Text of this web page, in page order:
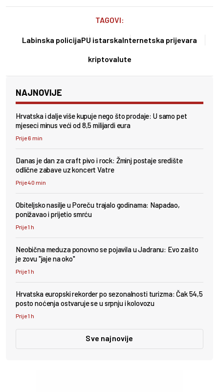
TAGOVI:
Labinska policijaPU istarskaInternetska prijevara
kriptovalute
NAJNOVIJE
Hrvatska i dalje više kupuje nego što prodaje: U samo pet
mjeseci minus veći od 8,5 milijardi eura
Prije 6 min
Danas je dan za craft pivo i rock: Žminj postaje središte
odlične zabave uz koncert Vatre
Prije 40 min
Obiteljsko nasilje u Poreču trajalo godinama: Napadao,
ponižavao i prijetio smrću
Prije 1 h
Neobična meduza ponovno se pojavila u Jadranu: Evo zašto
je zovu "jaje na oko"
Prije 1 h
Hrvatska europski rekorder po sezonalnosti turizma: Čak 54,5
posto noćenja ostvaruje se u srpnju i kolovozu
Prije 1 h
Sve najnovije